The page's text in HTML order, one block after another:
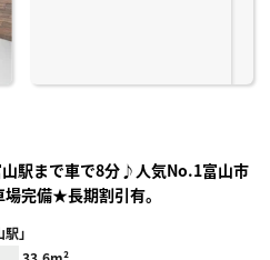
山駅まで車で8分♪人気No.1富山市
完備★長期割引有。
」